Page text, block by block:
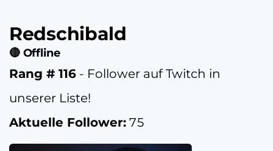
Redschibald
🔴 Offline
Rang # 116 - Follower auf Twitch in
unserer Liste!
Aktuelle Follower: 75